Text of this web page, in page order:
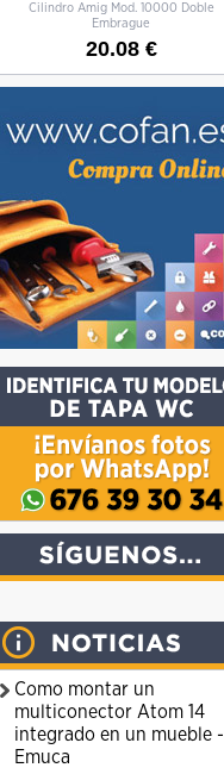
Cilindro Amig Mod. 10000 Doble
Embrague
20.08 €
Como montar un
multiconector Atom 14
integrado en un mueble -
Emuca